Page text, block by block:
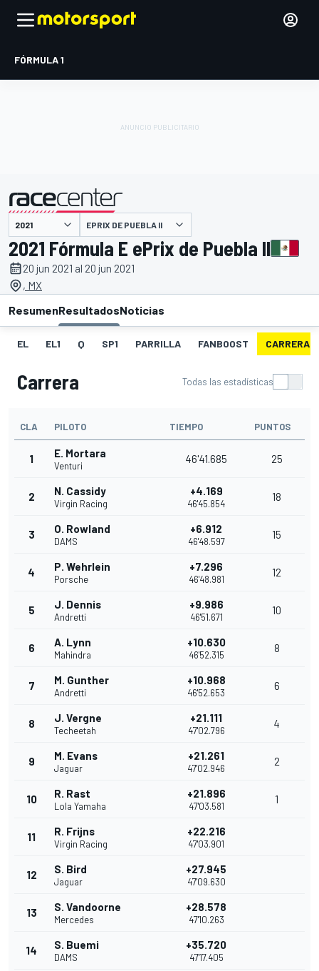
FÓRMULA 1
presentado por EPRIX DE PUEBLA II
2021 Fórmula E ePrix de Puebla II
20 jun 2021 al 20 jun 2021
, MX
ResumenResultadosNoticias
EL EL1 Q SP1 PARRILLA FANBOOST CARRERA
Carrera Todas las estadísticas
CLA PILOTO TIEMPO PUNTOS
1 E. Mortara
Venturi
46'41.685 25
2 N. Cassidy
Virgin Racing
+4.169
46'45.854
18
3 O. Rowland
DAMS
+6.912
46'48.597
15
4 P. Wehrlein
Porsche
+7.296
46'48.981
12
5 J. Dennis
Andretti
+9.986
46'51.671
10
6 A. Lynn
Mahindra
+10.630
46'52.315
8
7 M. Gunther
Andretti
+10.968
46'52.653
6
8 J. Vergne
Techeetah
+21.111
47'02.796
4
9 M. Evans
Jaguar
+21.261
47'02.946
2
10 R. Rast
Lola Yamaha
+21.896
47'03.581
1
11 R. Frijns
Virgin Racing
+22.216
47'03.901
12 S. Bird
Jaguar
+27.945
47'09.630
13 S. Vandoorne
Mercedes
+28.578
47'10.263
14 S. Buemi
DAMS
+35.720
47'17.405